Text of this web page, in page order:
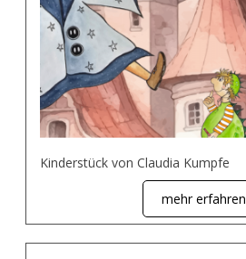
Kinderstück von Claudia Kumpfe
mehr erfahren